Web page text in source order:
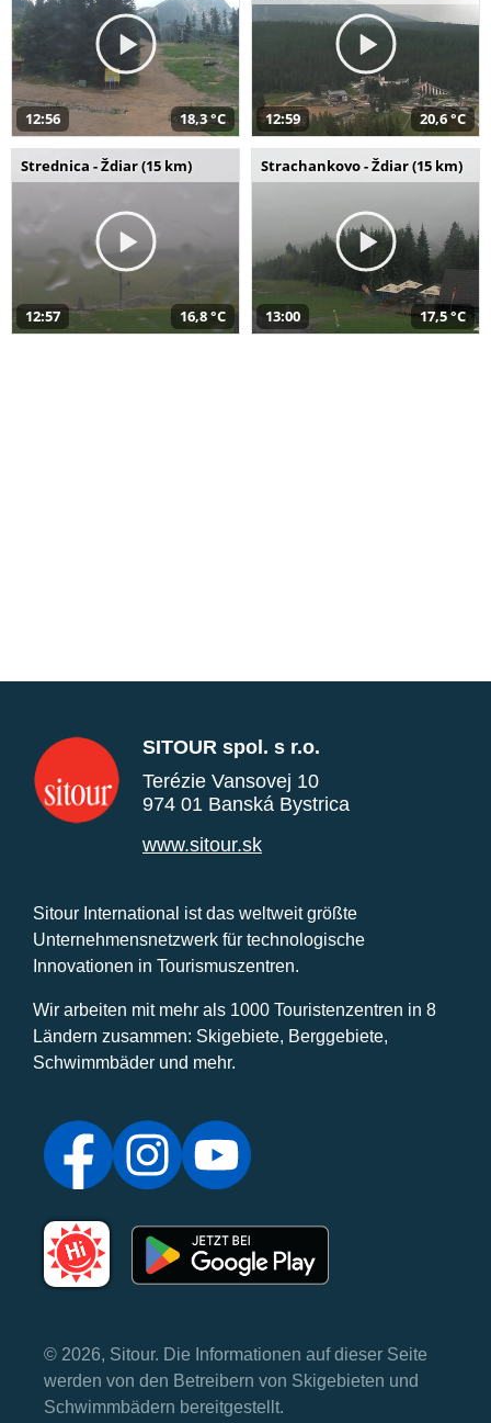
12:56 18,3 °C 12:59 20,6 °C
Strednica - Ždiar (15 km)
12:57 16,8 °C
Strachankovo - Ždiar (15 km)
13:00 17,5 °C
SITOUR spol. s r.o.
Terézie Vansovej 10
974 01 Banská Bystrica
www.sitour.sk
Sitour International ist das weltweit größte
Unternehmensnetzwerk für technologische
Innovationen in Tourismuszentren.
Wir arbeiten mit mehr als 1000 Touristenzentren in 8
Ländern zusammen: Skigebiete, Berggebiete,
Schwimmbäder und mehr.
© 2026, Sitour. Die Informationen auf dieser Seite
werden von den Betreibern von Skigebieten und
Schwimmbädern bereitgestellt.